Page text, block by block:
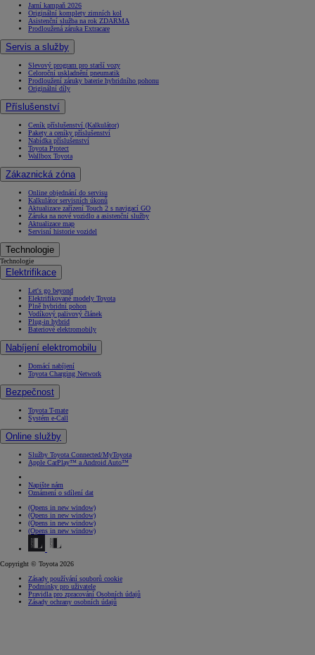
Jarní kampaň 2026
Originální komplety zimních kol
Asistenční služba na rok ZDARMA
Prodloužená záruka Extracare
Servis a služby
Slevový program pro starší vozy
Celoroční uskladnění pneumatik
Prodloužení záruky baterie hybridního pohonu
Originální díly
Příslušenství
Ceník příslušenství (Kalkulátor)
Pakety a ceníky příslušenství
Nabídka příslušenství
Toyota Protect
Wallbox Toyota
Zákaznická zóna
Online objednání do servisu
Kalkulátor servisních úkonů
Aktualizace zařízení Touch 2 s navigací GO
Záruka na nové vozidlo a asistenční služby
Aktualizace map
Servisní historie vozidel
Technologie
Technologie
Elektrifikace
Let's go beyond
Elektrifikované modely Toyota
Plně hybridní pohon
Vodíkový palivový článek
Plug-in hybrid
Bateriové elektromobily
Nabíjení elektromobilu
Domácí nabíjení
Toyota Charging Network
Bezpečnost
Toyota T-mate
Systém e-Call
Online služby
Služby Toyota Connected/MyToyota
Apple CarPlay™ a Android Auto™
Napište nám
Oznámení o sdílení dat
(Opens in new window)
(Opens in new window)
(Opens in new window)
(Opens in new window)
Copyright © Toyota 2026
Zásady používání souborů cookie
Podmínky pro uživatele
Pravidla pro zpracování Osobních údajů
Zásady ochrany osobních údajů